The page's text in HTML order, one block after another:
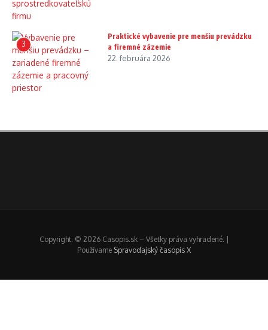
3
Praktické vybavenie pre menšiu prevádzku
a firemné zázemie
22. februára 2026
Copyright: © 2026 Casopis.sk – Všetky práva vyhradené. |
Používame Spravodajský časopis X